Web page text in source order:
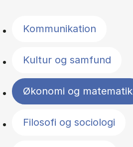
Kommunikation
Kultur og samfund
Økonomi og matematik
Filosofi og sociologi